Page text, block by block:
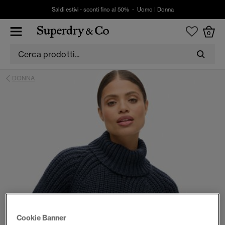
Saldi estivi - sconti fino al 50% - Uomo Donna
0
DONNA
Cookie Banner